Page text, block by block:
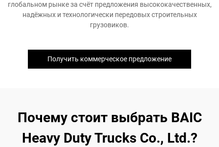
глобальном рынке за счёт предложения высококачественных,
надёжных и технологически передовых строительных
грузовиков.
Получить коммерческое предложение
Почему стоит выбрать BAIC
Heavy Duty Trucks Co., Ltd.?